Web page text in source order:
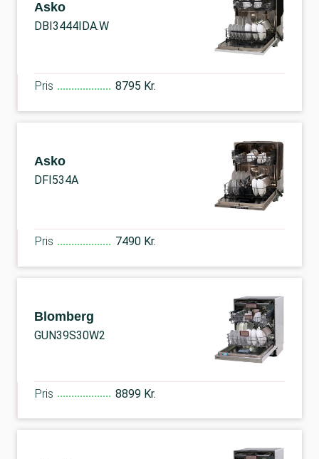
Asko
DBI3444IDA.W
Pris 8795 Kr.
Asko
DFI534A
Pris 7490 Kr.
Blomberg
GUN39S30W2
Pris 8899 Kr.